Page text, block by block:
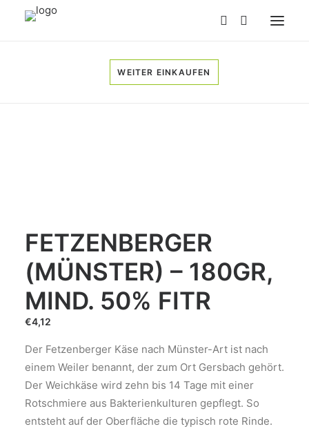
LADENVERKAUF & MÄRKTEWEITER EINKAUFEN
FETZENBERGER
(MÜNSTER) – 180GR,
MIND. 50% FITR
€4,12
Der Fetzenberger Käse nach Münster-Art ist nach
einem Weiler benannt, der zum Ort Gersbach gehört.
Der Weichkäse wird zehn bis 14 Tage mit einer
Rotschmiere aus Bakterienkulturen gepflegt. So
entsteht auf der Oberfläche die typisch rote Rinde.